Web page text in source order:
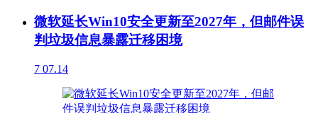
微软延长Win10安全更新至2027年，但邮件误
判垃圾信息暴露迁移困境
7 07.14